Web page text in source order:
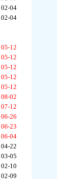
02-04
02-04
05-12
05-12
05-12
05-12
05-12
08-02
07-12
06-26
06-23
06-04
04-22
03-05
02-10
02-09